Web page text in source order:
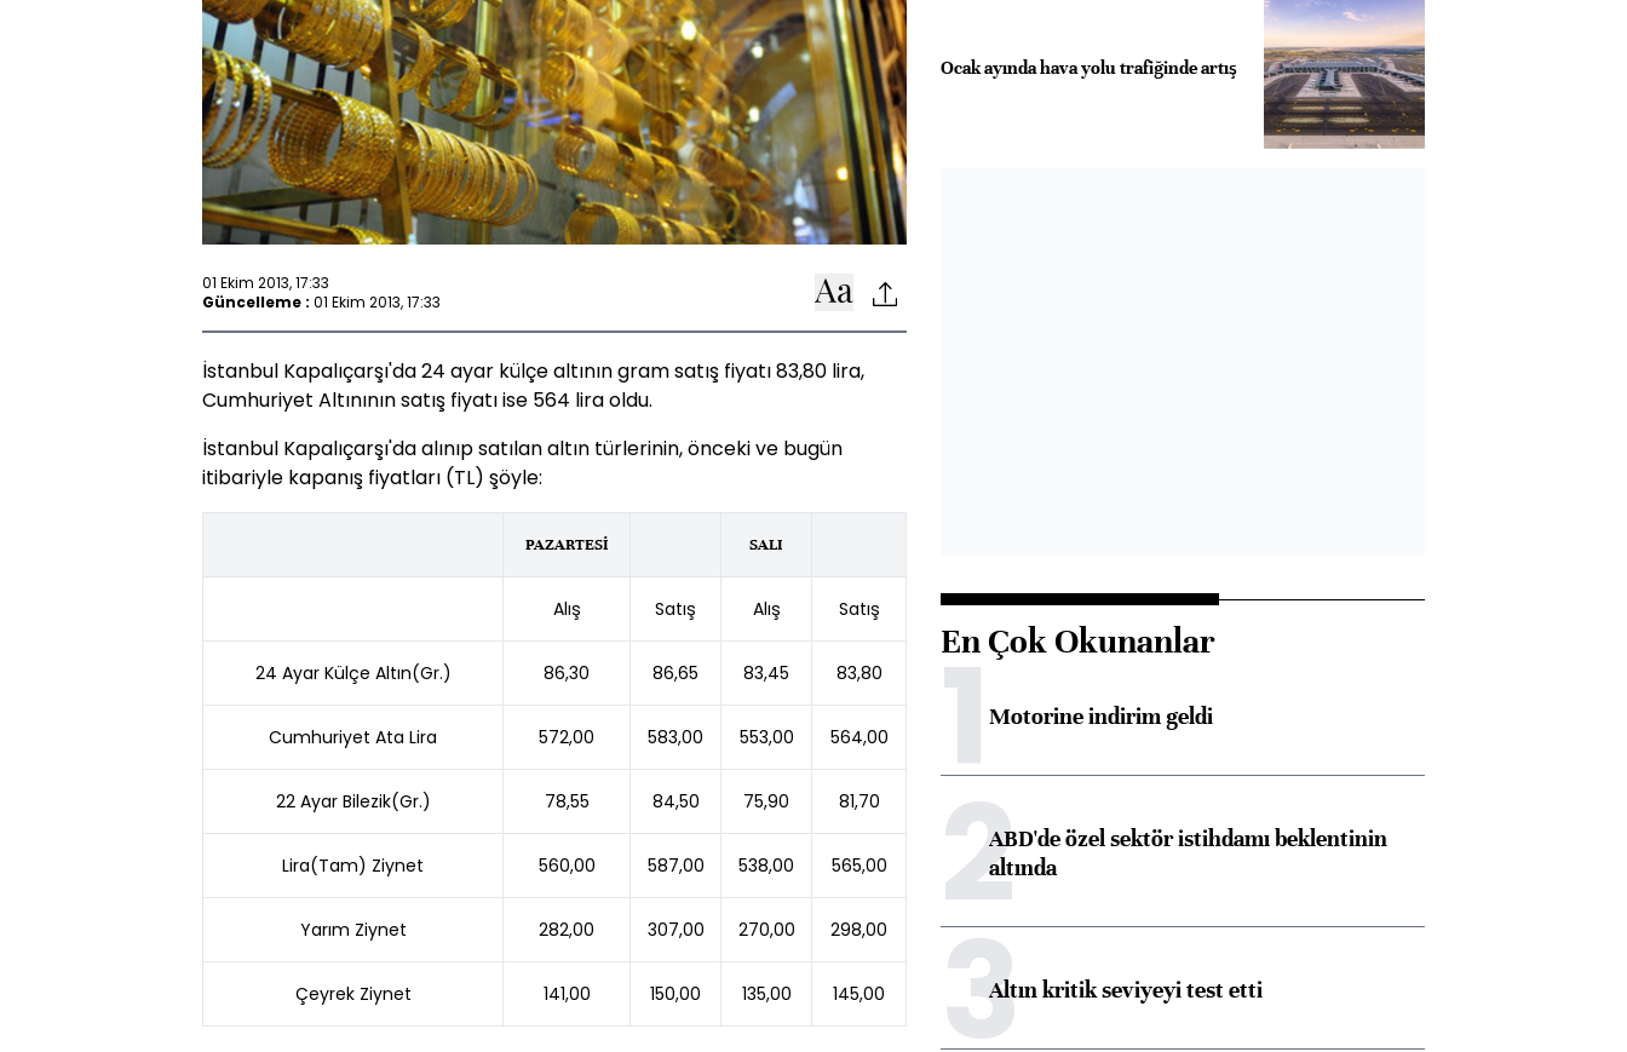
01 Ekim 2013, 17:33
Güncelleme : 01 Ekim 2013, 17:33
İstanbul Kapalıçarşı'da 24 ayar külçe altının gram satış fiyatı 83,80 lira,
Cumhuriyet Altınının satış fiyatı ise 564 lira oldu.
İstanbul Kapalıçarşı'da alınıp satılan altın türlerinin, önceki ve bugün
itibariyle kapanış fiyatları (TL) şöyle:
PAZARTESİ SALI
Alış Satış Alış Satış
24 Ayar Külçe Altın(Gr.) 86,30 86,65 83,45 83,80
Cumhuriyet Ata Lira 572,00 583,00 553,00 564,00
22 Ayar Bilezik(Gr.) 78,55 84,50 75,90 81,70
Lira(Tam) Ziynet 560,00 587,00 538,00 565,00
Yarım Ziynet 282,00 307,00 270,00 298,00
Çeyrek Ziynet 141,00 150,00 135,00 145,00
Ocak ayında hava yolu trafiğinde artış
En Çok Okunanlar
1Motorine indirim geldi
2ABD'de özel sektör istihdamı beklentinin
altında
3Altın kritik seviyeyi test etti